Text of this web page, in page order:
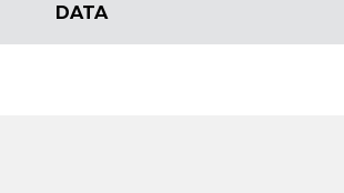
DATA